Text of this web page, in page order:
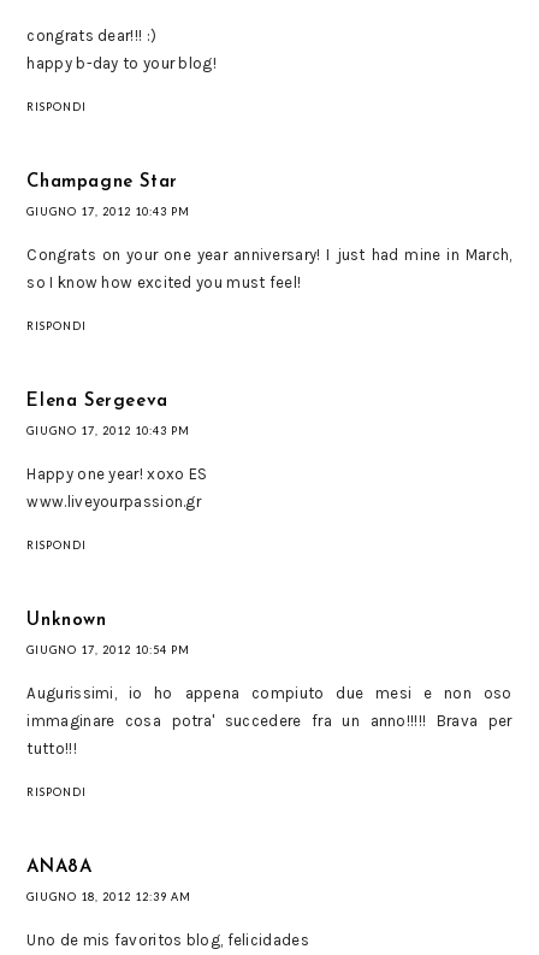
congrats dear!!! :)
happy b-day to your blog!
RISPONDI
Champagne Star
GIUGNO 17, 2012 10:43 PM
Congrats on your one year anniversary! I just had mine in March,
so I know how excited you must feel!
RISPONDI
Elena Sergeeva
GIUGNO 17, 2012 10:43 PM
Happy one year! xoxo ES
www.liveyourpassion.gr
RISPONDI
Unknown
GIUGNO 17, 2012 10:54 PM
Augurissimi, io ho appena compiuto due mesi e non oso
immaginare cosa potra' succedere fra un anno!!!!! Brava per
tutto!!!
RISPONDI
ANA8A
GIUGNO 18, 2012 12:39 AM
Uno de mis favoritos blog, felicidades